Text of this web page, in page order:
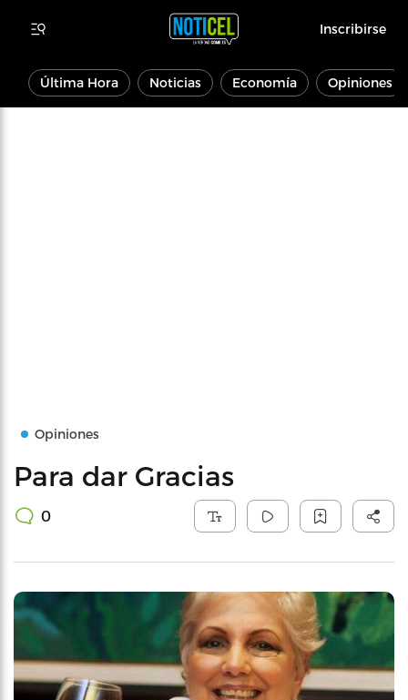
Inscribirse
Última Hora Noticias Economía Opiniones
Opiniones
Para dar Gracias
0